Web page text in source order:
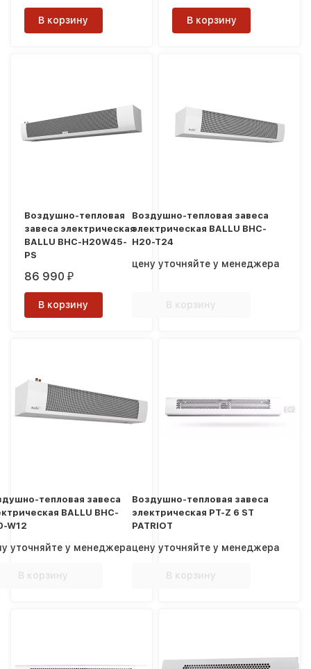
В корзину В корзину
Воздушно-тепловая
завеса электрическая
BALLU BHC-H20W45-
PS
86 990₽
В корзину
Воздушно-тепловая завеса
электрическая BALLU BHC-
H20-T24
цену уточняйте у менеджера
В корзину
тепловая завеса
BALLU BHC-
W12
уточняйте у менеджера
В корзину
Воздушно-тепловая завеса
электрическая PT-Z 6 ST
PATRIOT
цену уточняйте у менеджера
В корзину